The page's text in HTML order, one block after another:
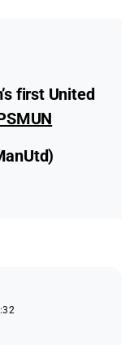
first United